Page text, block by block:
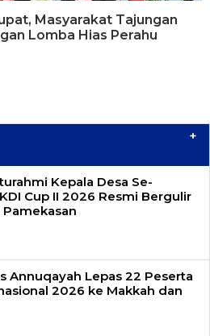
Masyarakat Tajungan
Lomba Hias Perahu
+
Kepala Desa Se-
Cup II 2026 Resmi Bergulir
Pamekasan
Annuqayah Lepas 22 Peserta
2026 ke Makkah dan